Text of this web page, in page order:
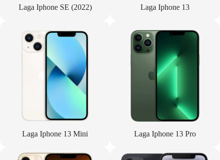
Laga Iphone SE (2022) Laga Iphone 13
Laga Iphone 13 Mini Laga Iphone 13 Pro